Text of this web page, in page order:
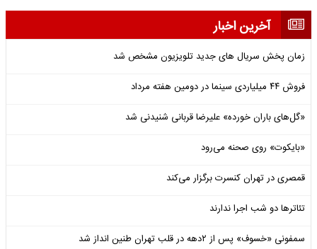
آخرین اخبار
زمان پخش سریال های جدید تلویزیون مشخص شد
فروش ۴۴ میلیاردی سینما در دومین هفته‌ مرداد
«گل‌های باران خورده» علیرضا قربانی شنیدنی شد
«بایکوت» روی صحنه می‌رود
قمصری در تهران کنسرت برگزار می‌کند
تئاترها دو شب اجرا ندارند
سمفونی «خسوف» پس از ۲دهه در قلب تهران طنین انداز شد